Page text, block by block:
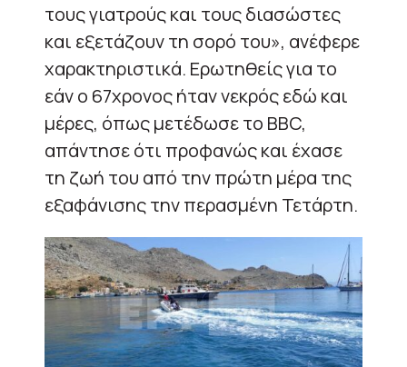
τους γιατρούς και τους διασώστες
και εξετάζουν τη σορό του», ανέφερε
χαρακτηριστικά. Ερωτηθείς για το
εάν ο 67χρονος ήταν νεκρός εδώ και
μέρες, όπως μετέδωσε το ΒΒC,
απάντησε ότι προφανώς και έχασε
τη ζωή του από την πρώτη μέρα της
εξαφάνισης την περασμένη Τετάρτη.